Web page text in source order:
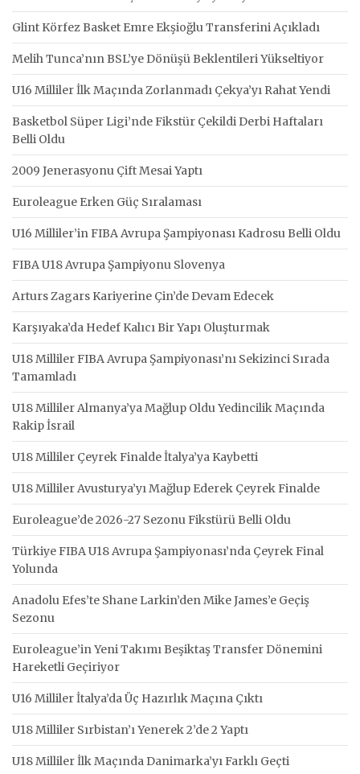
Glint Körfez Basket Emre Ekşioğlu Transferini Açıkladı
Melih Tunca’nın BSL’ye Dönüşü Beklentileri Yükseltiyor
U16 Milliler İlk Maçında Zorlanmadı Çekya’yı Rahat Yendi
Basketbol Süper Ligi’nde Fikstür Çekildi Derbi Haftaları
Belli Oldu
2009 Jenerasyonu Çift Mesai Yaptı
Euroleague Erken Güç Sıralaması
U16 Milliler’in FIBA Avrupa Şampiyonası Kadrosu Belli Oldu
FIBA U18 Avrupa Şampiyonu Slovenya
Arturs Zagars Kariyerine Çin’de Devam Edecek
Karşıyaka’da Hedef Kalıcı Bir Yapı Oluşturmak
U18 Milliler FIBA Avrupa Şampiyonası’nı Sekizinci Sırada
Tamamladı
U18 Milliler Almanya’ya Mağlup Oldu Yedincilik Maçında
Rakip İsrail
U18 Milliler Çeyrek Finalde İtalya’ya Kaybetti
U18 Milliler Avusturya’yı Mağlup Ederek Çeyrek Finalde
Euroleague’de 2026-27 Sezonu Fikstürü Belli Oldu
Türkiye FIBA U18 Avrupa Şampiyonası’nda Çeyrek Final
Yolunda
Anadolu Efes’te Shane Larkin’den Mike James’e Geçiş
Sezonu
Euroleague’in Yeni Takımı Beşiktaş Transfer Dönemini
Hareketli Geçiriyor
U16 Milliler İtalya’da Üç Hazırlık Maçına Çıktı
U18 Milliler Sırbistan’ı Yenerek 2’de 2 Yaptı
U18 Milliler İlk Maçında Danimarka’yı Farklı Geçti